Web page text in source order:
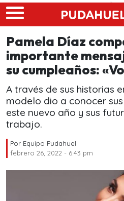
Skip to main content
Pamela Díaz
importante
su cumpleaños:
A través de sus historias
modelo dio a conocer
este nuevo año y sus
trabajo.
Por Equipo Pudahuel
febrero 26, 2022 - 6:43 pm